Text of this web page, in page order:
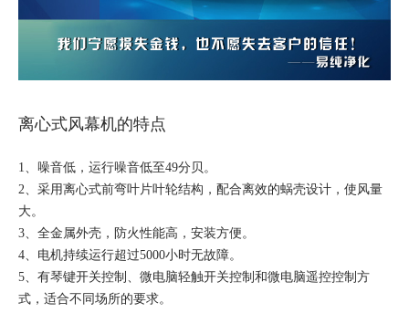
离心式风幕机的特点
1、噪音低，运行噪音低至49分贝。
2、采用离心式前弯叶片叶轮结构，配合离效的蜗壳设计，使风量
大。
3、全金属外壳，防火性能高，安装方便。
4、电机持续运行超过5000小时无故障。
5、有琴键开关控制、微电脑轻触开关控制和微电脑遥控控制方
式，适合不同场所的要求。